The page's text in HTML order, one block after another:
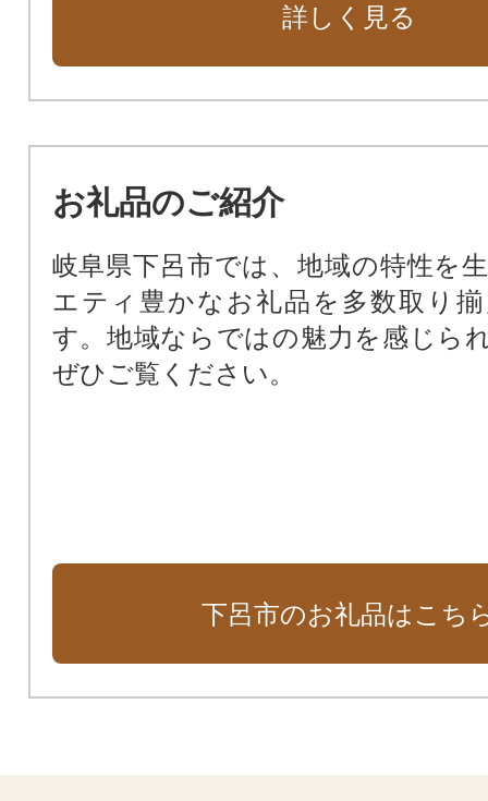
詳しく見る
お礼品のご紹介
岐阜県下呂市では、地域の特性を
エティ豊かなお礼品を多数取り
す。地域ならではの魅力を感じら
ぜひご覧ください。
下呂市のお礼品はこち